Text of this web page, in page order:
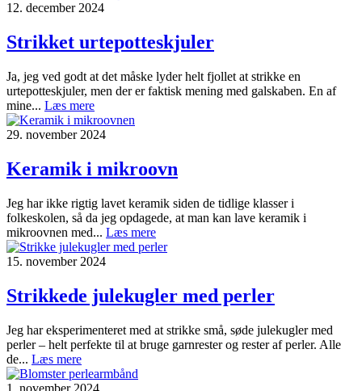
12. december 2024
Strikket urtepotteskjuler
Ja, jeg ved godt at det måske lyder helt fjollet at strikke en
urtepotteskjuler, men der er faktisk mening med galskaben. En af
mine... Læs mere
29. november 2024
Keramik i mikroovn
Jeg har ikke rigtig lavet keramik siden de tidlige klasser i
folkeskolen, så da jeg opdagede, at man kan lave keramik i
mikroovnen med... Læs mere
15. november 2024
Strikkede julekugler med perler
Jeg har eksperimenteret med at strikke små, søde julekugler med
perler – helt perfekte til at bruge garnrester og rester af perler. Alle
de... Læs mere
1. november 2024